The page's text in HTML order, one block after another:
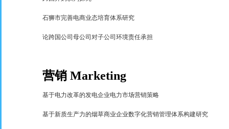
石狮市完善电商业态培育体系研究
论跨国公司母公司对子公司环境责任承担
营销Marketing
基于电力改革的发电企业电力市场营销策略
基于新质生产力的烟草商业企业数字化营销管理体系构建研究